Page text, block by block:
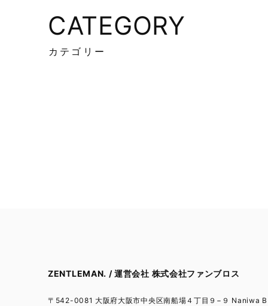
CATEGORY
カテゴリー
ZENTLEMAN. / 運営会社 株式会社ファンブロス
〒542-0081 大阪府大阪市中央区南船場４丁目９−９ Naniwa